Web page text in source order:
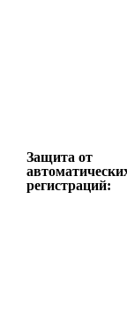
Защита от
регистраций: